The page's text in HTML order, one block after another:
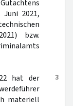
2021,
bzw.
3
hat der
materiell